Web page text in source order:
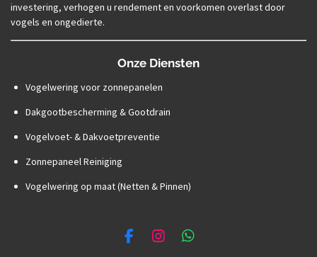
investering, verhogen u rendement en voorkomen overlast door
vogels en ongedierte.
Onze Diensten
Vogelwering voor zonnepanelen
Dakgootbescherming & Gootdrain
Vogelvoet- & Dakvoetpreventie
Zonnepaneel Reiniging
Vogelwering op maat (Netten & Pinnen)
F
I
W